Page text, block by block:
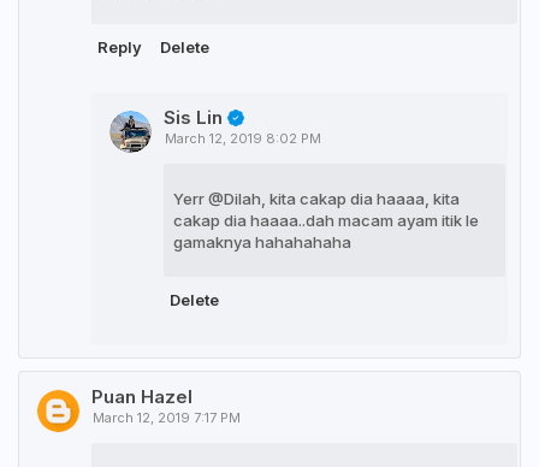
Reply Delete
Sis Lin
March 12, 2019 8:02 PM
Yerr @Dilah, kita cakap dia haaaa, kita
cakap dia haaaa..dah macam ayam itik le
gamaknya hahahahaha
Delete
Puan Hazel
March 12, 2019 7:17 PM